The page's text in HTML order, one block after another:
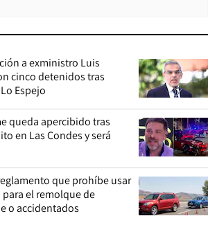
a exministro Luis
cinco detenidos tras
Espejo
queda apercibido tras
en Las Condes y será
que prohíbe usar
el remolque de
o accidentados